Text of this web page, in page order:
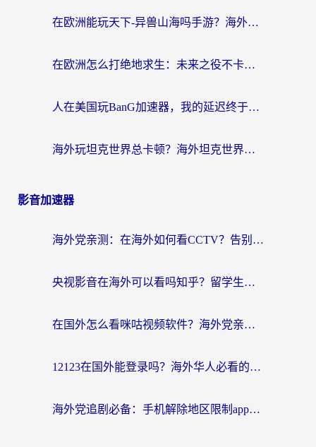
在欧洲能玩天下-异兽山海吗手游？海外玩家的加速器生存指南
在欧洲怎么打绝地求生：未来之役不卡？留学生亲测的加速器避坑指南
人在美国玩BanG加速器，我的延迟终于绿了
海外玩坦克世界总卡顿？海外坦克世界加速器有哪些？实测好用的选择在这里
影音加速器
海外党亲测：在海外如何看CCTV？告别“仅限大陆播放”的实用指南
央视影音在海外可以看吗知乎？留学生亲测：3步解决地域限制+追剧自由
在国外怎么看咪咕视频软件？海外党亲测有效的回国加速方案
12123在国外能登录吗？海外华人必看的回国加速实用指南
海外党追剧必备：手机解除地区限制app怎么选？解决央视视频&国内剧地区限制全指南